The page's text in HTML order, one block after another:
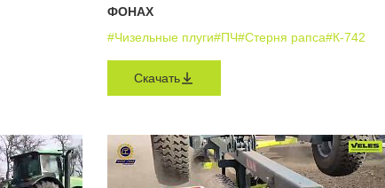
ФОНАХ
#Чизельные плуги#ПЧ#Стерня рапса#К-742
Скачать